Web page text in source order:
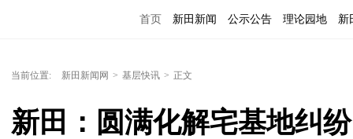
首页 新田新闻 公示公告 理论园地 新
当前位置: 新田新闻网 > 基层快讯 > 正文
新田：圆满化解宅基地纠